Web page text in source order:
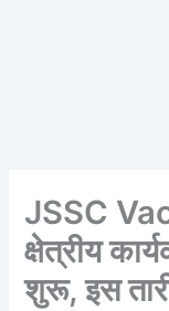
JSSC
क्षेत्रीय
शुरू, इस